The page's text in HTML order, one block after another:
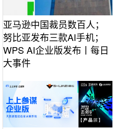
亚马逊中国裁员数百人；
努比亚发布三款AI手机；
WPS AI企业版发布丨每日
大事件